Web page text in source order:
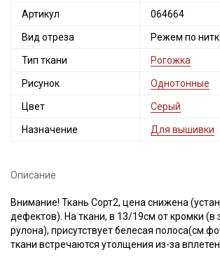
Артикул 064664
Вид отреза Режем по
Тип ткани Рогожка
Рисунок Однотонные
Цвет Серый
Назначение Для вышивки
Описание
Внимание! Ткань Сорт2, цена снижена
дефектов). На ткани, в 13/19см от кромки (в
рулона), присутствует белесая
ткани встречаются утолщения из-за